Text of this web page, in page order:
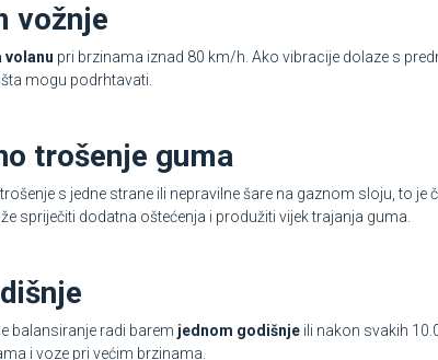
vožnje
volanu pri brzinama iznad 80 km/h. Ako vibracije dolaze s
mogu podrhtavati.
trošenje guma
s jedne strane ili nepravilne šare na gaznom sloju, to je
spriječiti dodatna oštećenja i produžiti vijek trajanja guma.
balansiranje radi barem jednom godišnje ili nakon svakih
i voze pri većim brzinama.